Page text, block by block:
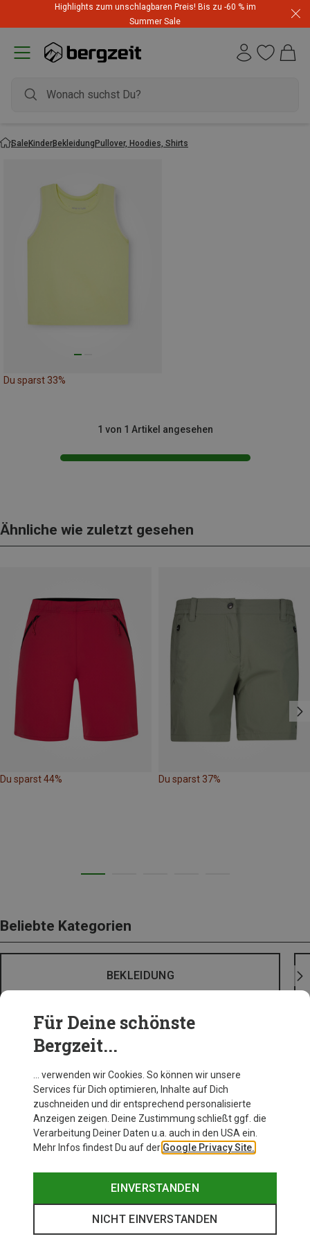
Highlights zum unschlagbaren Preis! Bis zu -60 % im
Summer Sale
SaleKinderBekleidungPullover, Hoodies, Shirts
Du sparst 33%
1 von 1 Artikel angesehen
Ähnliche wie zuletzt gesehen
Du sparst 44% Du sparst 37%
Beliebte Kategorien
BEKLEIDUNG
Für Deine schönste
Bergzeit...
… verwenden wir Cookies. So können wir unsere
Services für Dich optimieren, Inhalte auf Dich
zuschneiden und dir entsprechend personalisierte
Anzeigen zeigen. Deine Zustimmung schließt ggf. die
Verarbeitung Deiner Daten u.a. auch in den USA ein.
Mehr Infos findest Du auf der Google Privacy Site.
EINVERSTANDEN
NICHT EINVERSTANDEN